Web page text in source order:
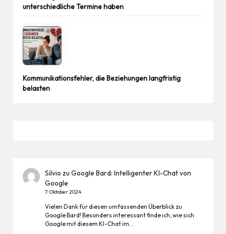
unterschiedliche Termine haben
Kommunikationsfehler, die Beziehungen langfristig
belasten
Silvio zuGoogle Bard: Intelligenter KI-Chat von
Google
7. Oktober 2024
Vielen Dank für diesen umfassenden Überblick zu
Google Bard! Besonders interessant finde ich, wie sich
Google mit diesem KI-Chat im…